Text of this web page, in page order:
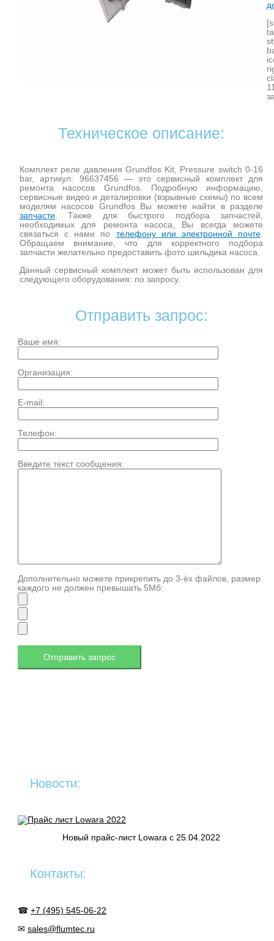
Новости:
Новый прайс-лист Lowara c 25.04.2022
Контакты:
☎+7 (495) 545-06-22
✉sales@flumtec.ru
Техническое описание:
Комплект реле давления Grundfos Kit, Pressure switch 0-16
bar, артикул: 96637456 — это сервисный комплект для
ремонта насосов Grundfos. Подробную информацию,
сервисные видео и деталировки (взрывные схемы) по всем
моделям насосов Grundfos Вы можете найти в разделе
запчасти. Также для быстрого подбора запчастей,
необходимых для ремонта насоса, Вы всегда можете
связаться с нами по телефону или электронной почте.
Обращаем внимание, что для корректного подбора
запчасти желательно предоставить фото шильдика насоса.
Данный сервисный комплект может быть использован для
следующего оборудования: по запросу.
Отправить запрос:
Ваше имя:
Организация:
E-mail:
Телефон:
Введите текст сообщения:
Дополнительно можете прикрепить до 3-ёх файлов, размер
каждого не должен превышать 5Мб: